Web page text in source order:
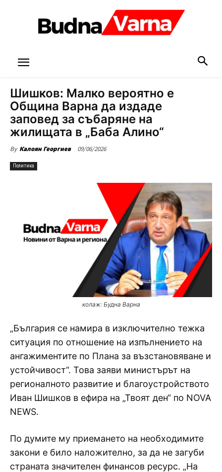
Шишков: Малко вероятно е
Община Варна да издаде
заповед за събаряне на
жилищата в „Баба Алино“
By Калоян Георгиев 09/06/2026
Политика
колаж: Будна Варна
„България се намира в изключително тежка
ситуация по отношение на изпълнението на
ангажиментите по Плана за възстановяване и
устойчивост“. Това заяви министърът на
регионалното развитие и благоустройството
Иван Шишков в ефира на „Твоят ден“ по NOVA
NEWS.
По думите му приемането на необходимите
закони е било наложително, за да не загуби
страната значителен финансов ресурс. „На